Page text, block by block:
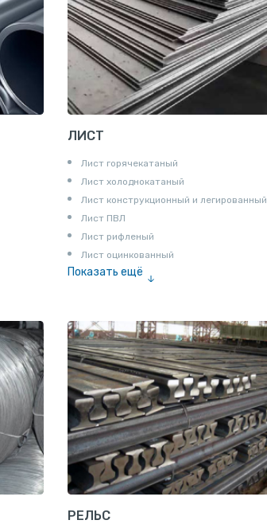
ЛИСТ
Лист горячекатаный
Лист холоднокатаный
Лист конструкционный и легированный
Лист ПВЛ
Лист рифленый
Лист оцинкованный
Показать ещё
РЕЛЬС